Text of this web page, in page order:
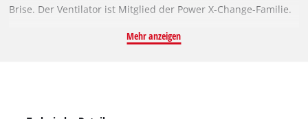
Brise. Der Ventilator ist Mitglied der Power X-Change-Familie.
Motor. Dieser bürstenlose Motor bietet mehr Kraft und eine
Mehr anzeigen